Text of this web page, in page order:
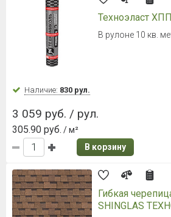
Техноэласт ХПП
В рулоне 10 кв.
Наличие: 830 рул.
3 059 руб. / рул.
305.90 руб. / м²
В корзину
Гибкая
SHINGLAS